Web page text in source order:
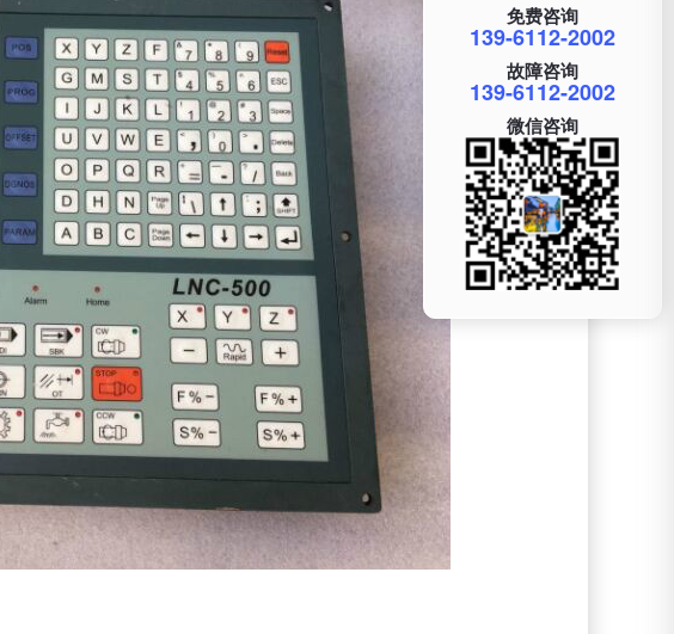
免费咨询
139-6112-2002
故障咨询
139-6112-2002
微信咨询